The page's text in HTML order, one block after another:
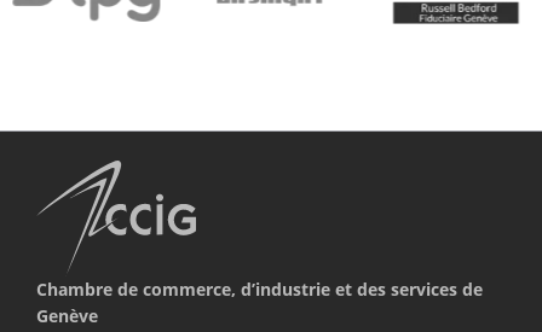
Chambre de commerce, d’industrie et des services de
Genève